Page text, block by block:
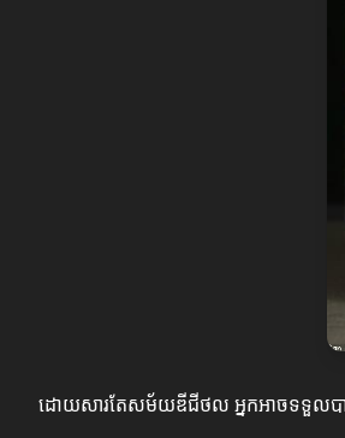
ដោយសារតែសម័យឌីជីថល អ្នកអាចទទួលបា